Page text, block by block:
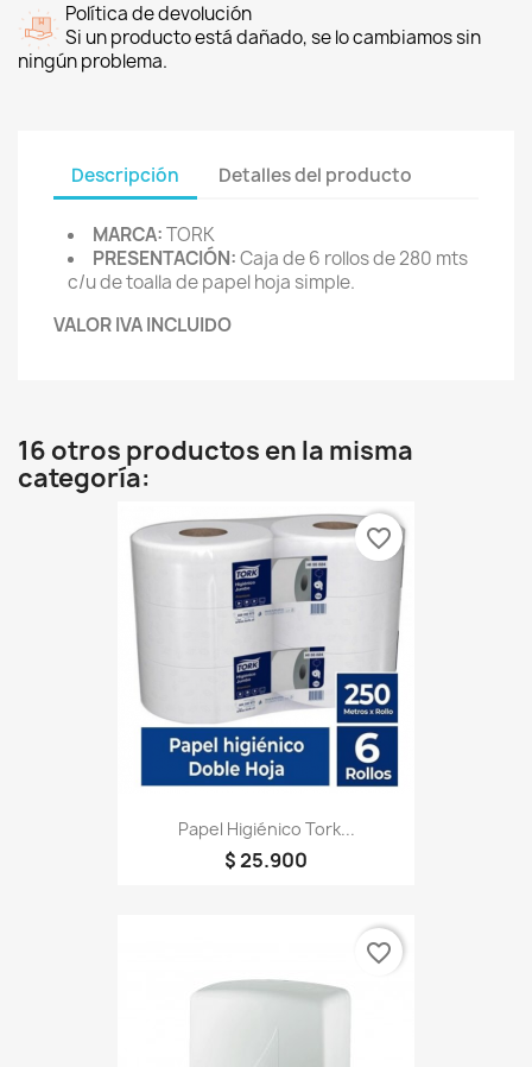
Política de devolución
Si un producto está dañado, se lo cambiamos sin
ningún problema.
Descripción Detalles del producto
MARCA:TORK
PRESENTACIÓN:Caja de 6 rollos de 280 mts
c/u de toalla de papel hoja simple.
VALOR IVA INCLUIDO
16 otros productos en la misma
categoría:
Papel Higiénico Tork...
$ 25.900
favorite_border
favorite_border